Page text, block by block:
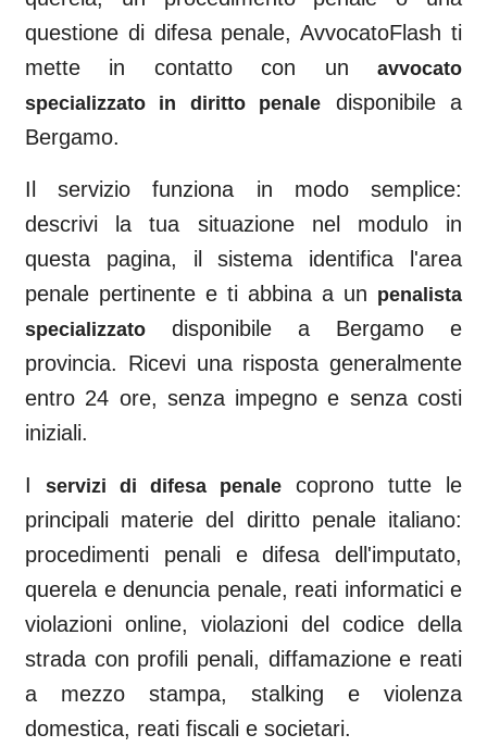
questione di difesa penale, AvvocatoFlash ti
mette in contatto con un
avvocato
specializzato in diritto penale
disponibile a
Bergamo.
Il servizio funziona in modo semplice:
descrivi la tua situazione nel modulo in
questa pagina, il sistema identifica l'area
penale pertinente e ti abbina a un penalista
specializzato disponibile a Bergamo e
provincia. Ricevi una risposta generalmente
entro 24 ore, senza impegno e senza costi
iniziali.
I servizi di difesa penale coprono tutte le
principali materie del diritto penale italiano:
procedimenti penali e difesa dell'imputato,
querela e denuncia penale, reati informatici e
violazioni online, violazioni del codice della
strada con profili penali, diffamazione e reati
a mezzo stampa, stalking e violenza
domestica, reati fiscali e societari.